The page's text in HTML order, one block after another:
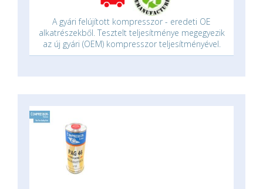
A gyári felújított kompresszor - eredeti OE
alkatrészekből. Tesztelt teljesítménye megegyezik
az új gyári (OEM) kompresszor teljesítményével.